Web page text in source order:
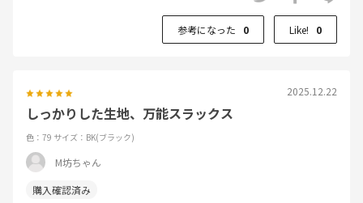
参考になった 0 Like! 0
2025.12.22
しっかりした生地、万能スラックス
色：79 サイズ：BK(ブラック)
M坊ちゃん